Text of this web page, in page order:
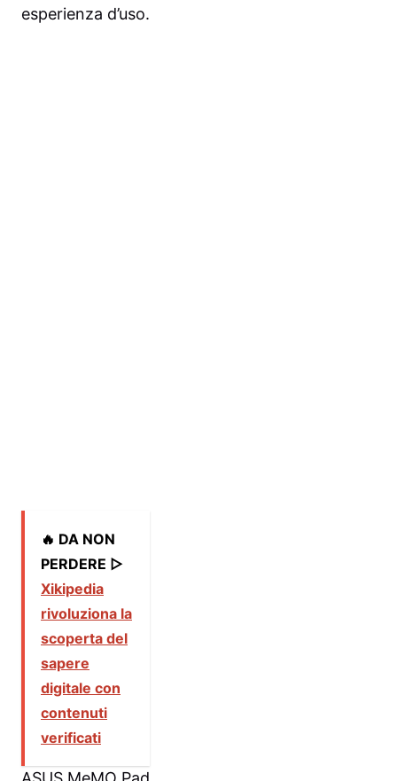
esperienza d’uso.
🔥 DA NON
PERDERE ▷
Xikipedia
rivoluziona la
scoperta del
sapere
digitale con
contenuti
verificati